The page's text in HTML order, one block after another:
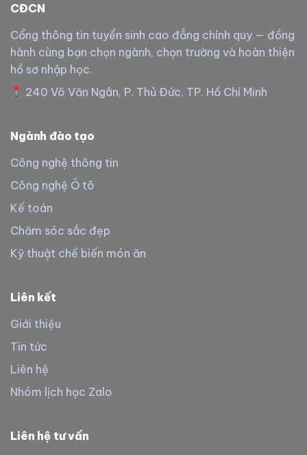
CĐCN
Cổng thông tin tuyển sinh cao đẳng chính quy — đồng
hành cùng bạn chọn ngành, chọn trường và hoàn thiện
hồ sơ nhập học.
240 Võ Văn Ngân, P. Thủ Đức, TP. Hồ Chí Minh
Ngành đào tạo
Công nghệ thông tin
Công nghệ Ô tô
Kế toán
Chăm sóc sắc đẹp
Kỹ thuật chế biến món ăn
Liên kết
Giới thiệu
Tin tức
Liên hệ
Nhóm lịch học Zalo
Liên hệ tư vấn